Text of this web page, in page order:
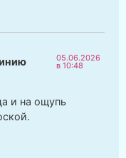
05.06.2026
в 10:48
и на ощупь